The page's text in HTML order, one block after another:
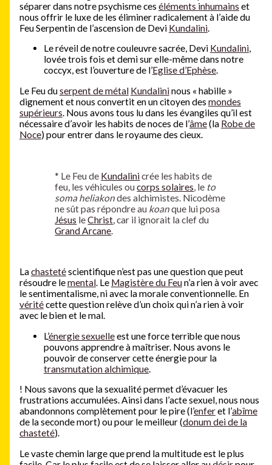
séparer dans notre psychisme ces éléments inhumains et
nous offrir le luxe de les éliminer radicalement à l’aide du
Feu Serpentin de l’ascension de Devi Kundalini.
Le réveil de notre couleuvre sacrée, Devi Kundalini,
lovée trois fois et demi sur elle-même dans notre
coccyx, est l’ouverture de l’Eglise d’Ephèse.
Le Feu duserpent de métal Kundalininous « habille »
dignement et nous convertit en un citoyen des mondes
supérieurs. Nous avons tous lu dans les évangiles qu’il est
nécessaire d’avoir les habits de noces de l’âme(la Robe de
Noce) pour entrer dans le royaume des cieux.
* Le Feu de Kundalinicrée les habits de
feu, les véhicules oucorps solaires , le to
soma heliakondes alchimistes. Nicodème
ne sût pas répondre au koanque lui posa
Jésus leChrist , car il ignorait la clef du
Grand Arcane
Lachastetéscientifique n’est pas une question que peut
résoudre lemental. Le Magistère du Feun’a rien à voir avec
le sentimentalisme, ni avec la morale conventionnelle. En
véritécette question relève d’un choix qui n’a rien à voir
avec le bien et le mal.
L’énergie sexuelleest une force terrible que nous
pouvons apprendre à maîtriser. Nous avons le
pouvoir de conserver cette énergie pour la
transmutation alchimique.
! Nous savons que la sexualité permet d’évacuer les
frustrations accumulées. Ainsi dans l’acte sexuel, nous nous
abandonnons complètement pour le pire (l’enferet l’abîme
de la seconde mort) ou pour le meilleur (donum dei de la
chasteté).
Le vaste chemin large que prend la multitude est le plus